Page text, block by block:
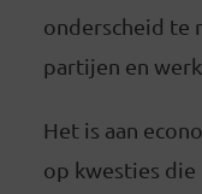
onderscheid te
partijen en
Het is aan
op kwesties die